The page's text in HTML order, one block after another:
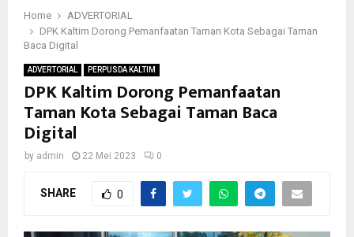
Home
ADVERTORIAL
DPK Kaltim Dorong Pemanfaatan Taman Kota Sebagai Taman
Baca Digital
ADVERTORIAL PERPUSDA KALTIM
DPK Kaltim Dorong Pemanfaatan
Taman Kota Sebagai Taman Baca
Digital
by admin 22 Mei 2023 0
SHARE 0